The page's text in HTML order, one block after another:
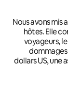
Nous avons
hôtes. Elle
voyageurs,
dommages
dollars US, une